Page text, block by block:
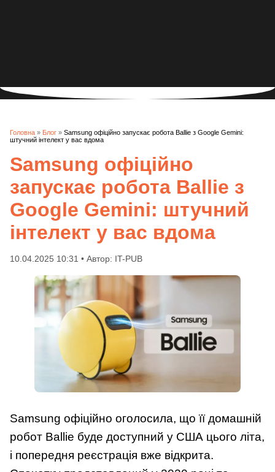
Головна » Блог » Samsung офіційно запускає робота Ballie з Google Gemini:
штучний інтелект у вас вдома
Samsung офіційно
запускає робота Ballie з
Google Gemini: штучний
інтелект у вас вдома
10.04.2025 10:31 • Автор: IT-PUB
Samsung офіційно оголосила, що її домашній
робот Ballie буде доступний у США цього літа,
і попередня реєстрація вже відкрита.